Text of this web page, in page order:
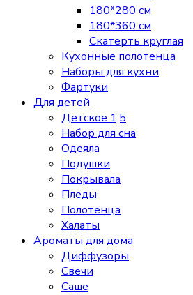
180*280 см
180*360 см
Скатерть круглая
Кухонные полотенца
Наборы для кухни
Фартуки
Для детей
Детское 1,5
Набор для сна
Одеяла
Подушки
Покрывала
Пледы
Полотенца
Халаты
Ароматы для дома
Диффузоры
Свечи
Cаше